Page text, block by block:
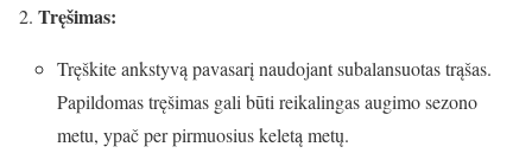
Tręšimas:
Tręškite ankstyvą pavasarį naudojant subalansuotas trąšas.
Papildomas tręšimas gali būti reikalingas augimo sezono
metu, ypač per pirmuosius keletą metų.